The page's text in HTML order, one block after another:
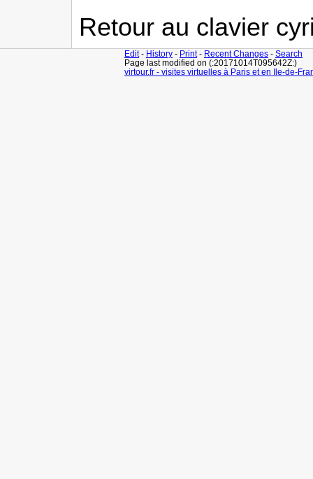
Retour au clavier
Edit- History - Print- Recent Changes - Search
Page last modified on (:20171014T095642Z:)
virtour.fr - visites virtuelles à Paris et en Ile-de-